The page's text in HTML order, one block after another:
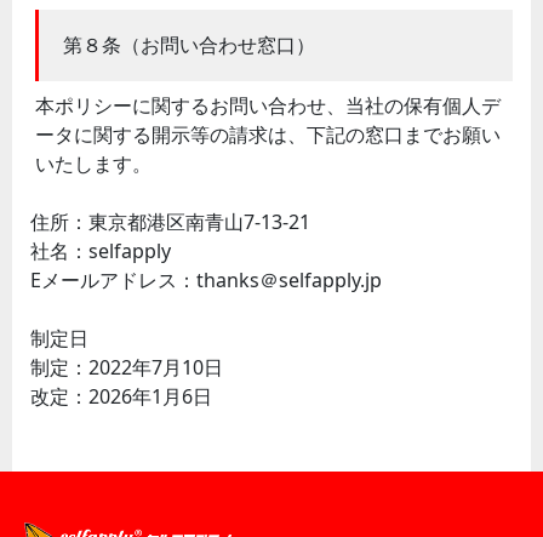
第８条（お問い合わせ窓口）
本ポリシーに関するお問い合わせ、当社の保有個人デ
ータに関する開示等の請求は、下記の窓口までお願い
いたします。
住所：東京都港区南青山7-13-21
社名：selfapply
Eメールアドレス：thanks＠selfapply.jp
制定日
制定：2022年7月10日
改定：2026年1月6日